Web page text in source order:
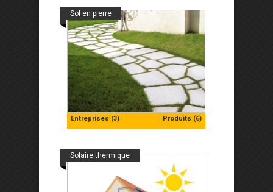
Entreprises (3) Produits (6)
Sol en pierre
Solaire thermique